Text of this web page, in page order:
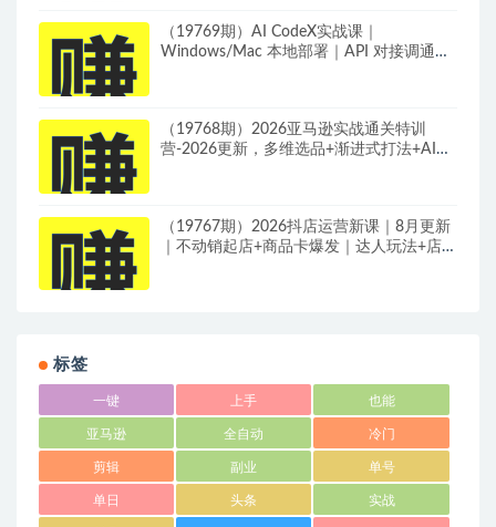
（19769期）AI CodeX实战课｜
Windows/Mac 本地部署｜API 对接调通｜
（19768期）2026亚马逊实战通关特训
营-2026更新，多维选品+渐进式打法+AI应
（19767期）2026抖店运营新课｜8月更新
｜不动销起店+商品卡爆发｜达人玩法+店群
标签
一键 上手 也能
亚马逊 全自动 冷门
剪辑 副业 单号
单日 头条 实战